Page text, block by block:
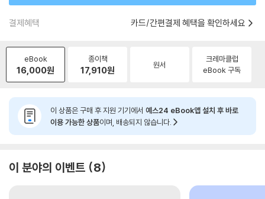
결제혜택 카드/간편결제 혜택을 확인하세요
eBook
16,000원
종이책
17,910원 원서
크레마클럽
eBook 구독
이 상품은 구매 후 지원 기기에서 예스24 eBook앱 설치 후 바로
이용 가능한 상품이며, 배송되지 않습니다.
이 분야의 이벤트 8